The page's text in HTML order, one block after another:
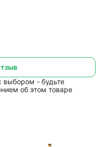
выбором - будьте
об этом товаре